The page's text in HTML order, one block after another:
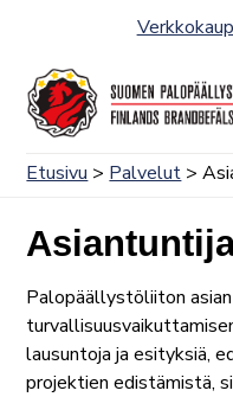
Etusivu > Palvelut >
Palopäällystöliiton
lausuntoja ja esityksiä,
projektien edistämistä,